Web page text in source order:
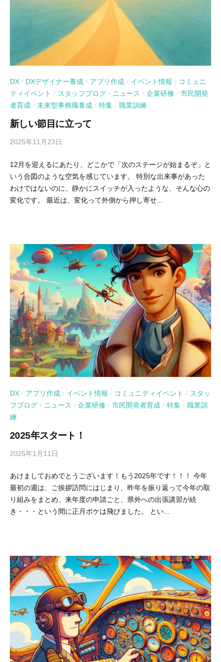
DX / DXデザイナー養成 / アプリ作成 / イベント情報 / コミュニ
ティイベント
/ スタッフブログ / ニュース / 企業研修 / 市民開発
者育成 / 未来型事務職養成 / 特集 / 職業訓練
新しい節目に立って
2025年11月23日
吉
田
豪
12月を迎えるにあたり、どこかで「次のステージが始まるぞ」と
いう合図のような空気を感じています。 特別な出来事があった
わけではないのに、静かにスイッチが入ったような、そんな心の
変化です。 最近は、変化って外側から押し寄せ...
DX / アプリ作成 / イベント情報 / コミュニティイベント / スタッ
フブログ / ニュース / 企業研修 / 市民開発者育成 / 特集 / 職業訓
練
2025年スタート！
2025年1月11日
吉
田
豪
あけましておめでとうございます！もう2025年です！！！ 今年
最初の週は、ご挨拶訪問にはじまり、昨年を振り返って今年の取
り組みをまとめ、来年度の申請ごと、県外への出張講習が続
き・・・という間に正月ボケは飛びました。 とい...